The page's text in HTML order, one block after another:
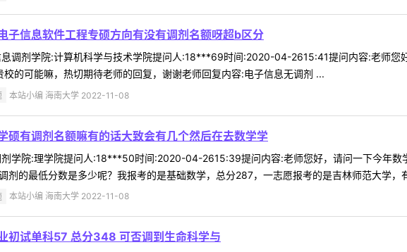
子信息软件工程专硕方向有没有调剂名额呀超b区分
调剂学院:计算机科学与技术学院提问人:18***69时间:2020-04-2615:41提问内容:老师您
校的可能嘛，热切期待老师的回复，谢谢老师回复内容:电子信息无调剂 ...
本站小编 海南大学 2022-11-08
硕有调剂名额嘛有的话大致会有几个然后在去数学学
学院:理学院提问人:18***50时间:2020-04-2615:39提问内容:老师您好，请问一下今年数
剂的最低分数是多少呢？我报考的是基础数学，总分287，一志愿报考的是吉林师范大学，
本站小编 海南大学 2022-11-08
初试单科57 总分348 可否调到生命科学与